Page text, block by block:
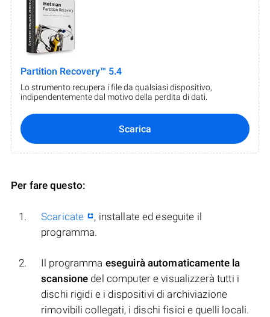
Partition Recovery™ 5.4
Lo strumento recupera i file da qualsiasi dispositivo,
indipendentemente dal motivo della perdita di dati.
Scarica
Per fare questo:
Scaricate
, installate ed eseguite il
programma.
Il programma eseguirà automaticamente la
scansione del computer e visualizzerà tutti i
dischi rigidi e i dispositivi di archiviazione
rimovibili collegati, i dischi fisici e quelli locali.